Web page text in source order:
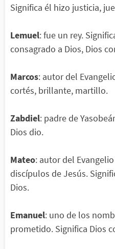
Significa él hizo justicia,
Lemuel: fue un rey.
consagrado a Dios, Dios
Marcos: autor del
cortés, brillante, martillo.
Zabdiel: padre de
Dios dio.
Mateo: autor del
discípulos de Jesús.
Dios.
Emanuel: uno de los
prometido. Significa Dios